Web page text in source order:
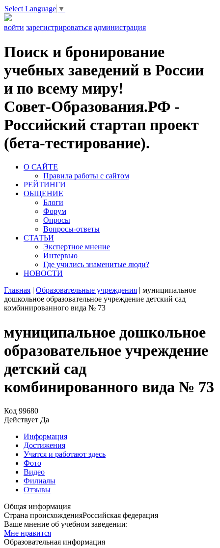
Select Language ▼
войти зарегистрироваться администрация
Поиск и бронирование
учебных заведений в России
и по всему миру!
Совет-Образования.РФ -
Российский стартап проект
(бета-тестирование).
О САЙТЕ
Правила работы с сайтом
РЕЙТИНГИ
ОБЩЕНИЕ
Блоги
Форум
Опросы
Вопросы-ответы
СТАТЬИ
Экспертное мнение
Интервью
Где учились знаменитые люди?
НОВОСТИ
Главная | Образовательные учреждения | муниципальное
дошкольное образовательное учреждение детский сад
комбинированного вида № 73
муниципальное дошкольное
образовательное учреждение
детский сад
комбинированного вида № 73
Код 99680
Действует Да
Информация
Достижения
Учатся и работают здесь
Фото
Видео
Филиалы
Отзывы
Общая информация
Страна происхожденияРоссийская федерация
Ваше мнение об учебном заведении:
Мне нравится
Образовательная информация